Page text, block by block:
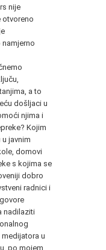
nije
otvoreno
a to
došljaci u
njima i
Kojim
javnim
domovi
s kojima se
dobro
radnici i
nadilaziti
u
po mojem